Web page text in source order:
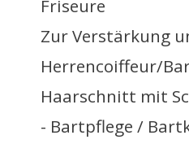
Friseure
Zur Verstärkung
Herrencoiffeur/
Haarschnitt mit
- Bartpflege /